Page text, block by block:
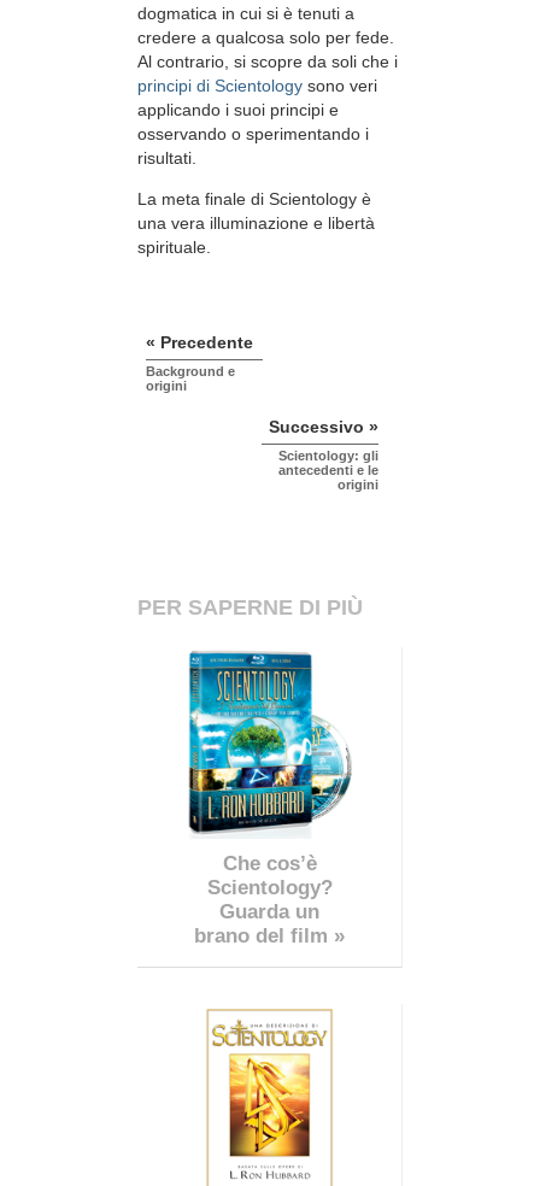
dogmatica in cui si è tenuti a
credere a qualcosa solo per fede.
Al contrario, si scopre da soli che i
principi di Scientology sono veri
applicando i suoi principi e
osservando o sperimentando i
risultati.
La meta finale di Scientology è
una vera illuminazione e libertà
spirituale.
« Precedente
Background e
origini
Successivo »
Scientology: gli
antecedenti e le
origini
PER SAPERNE DI PIÙ
Che cos’è
Scientology?
Guarda un
brano del film »